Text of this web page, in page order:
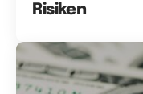
Risiken